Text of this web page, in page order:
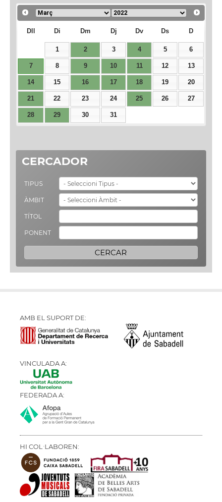
Dll Di Dm Dj Dv Ds D
1 2 3 4 5 6
7 8 9 10 11 12 13
14 15 16 17 18 19 20
21 22 23 24 25 26 27
28 29 30 31
CERCADOR
TIPUS
ÀMBIT
TÍTOL
PONENT
AMB EL SUPORT DE:
VINCULADA A:
FEDERADA A:
HI COL·LABOREN: